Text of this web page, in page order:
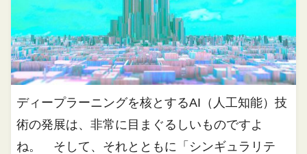
ディープラーニングを核とするAI（人工知能）技
術の発展は、非常に目まぐるしいものですよ
ね。 そして、それとともに「シンギュラリテ